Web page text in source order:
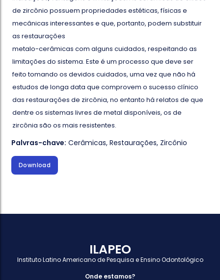
de zircônio possuem propriedades estéticas, físicas e
mecânicas interessantes e que, portanto, podem substituir
as restaurações
metalo-cerâmicas com alguns cuidados, respeitando as
limitações do sistema. Este é um processo que deve ser
feito tomando os devidos cuidados, uma vez que não há
estudos de longa data que comprovem o sucesso clínico
das restaurações de zircônia, no entanto há relatos de que
dentre os sistemas livres de metal disponíveis, os de
zircônia são os mais resistentes.
Palvras-chave: Cerâmicas,Restaurações, Zircônio
Download
ILAPEO
Instituto Latino Americano de Pesquisa e Ensino Odontológico
Onde estamos?